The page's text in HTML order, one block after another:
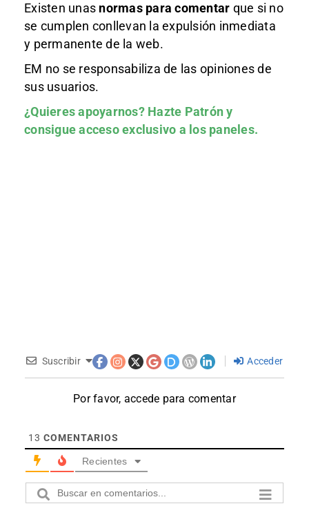
Existen unas normas para comentar que si no
se cumplen conllevan la expulsión inmediata
y permanente de la web.
EM no se responsabiliza de las opiniones de
sus usuarios.
¿Quieres apoyarnos? Hazte Patróny
consigue acceso exclusivo a los paneles.
Suscribir Acceder
Por favor, accede para comentar
13 COMENTARIOS
Recientes